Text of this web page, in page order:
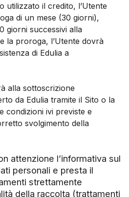
utilizzato il credito, l’Utente
di un mese (30 giorni),
giorni successivi alla
la proroga, l’Utente dovrà
di Edulia a
alla sottoscrizione
da Edulia tramite il Sito o la
condizioni ivi previste e
svolgimento della
attenzione l’informativa sul
personali e presta il
strettamente
della raccolta (trattamenti